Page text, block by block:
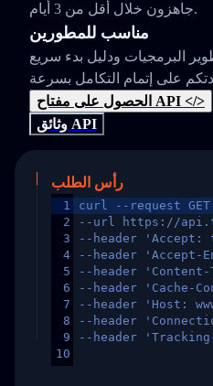
جاهزون خلال أقل من 3 أيام.
مناسب للمطورين
البرمجيات ودليل بدء سريع
الحصول على مفتاح API </>
وثائق API
رأس الطلب
1
2
3
4
5
6
7
8
9
10
curl --request GET
--url https://
--header 'Accept:
--header
--header
--header 'Cache-
--header 'Host:
--header
--header